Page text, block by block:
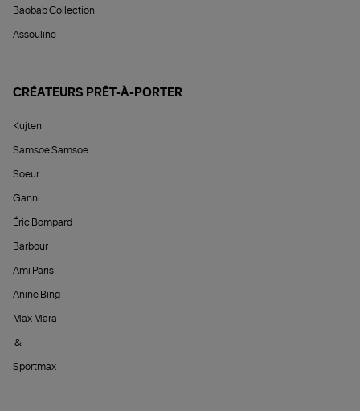
Baobab Collection
Assouline
CRÉATEURS PRÊT-À-PORTER
Kujten
Samsoe Samsoe
Soeur
Ganni
Éric Bompard
Barbour
Ami Paris
Anine Bing
Max Mara
&
Sportmax